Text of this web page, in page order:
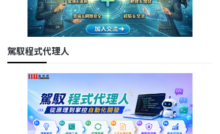
駕馭程式代理人